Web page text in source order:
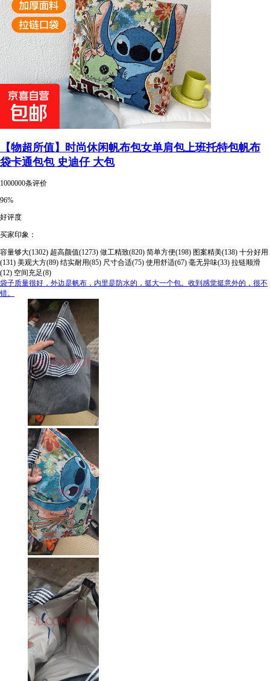
【物超所值】时尚休闲帆布包女单肩包上班托特包帆布
袋卡通包包 史迪仔 大包
1000000条评价
96%
好评度
买家印象：
容量够大(1302) 超高颜值(1273) 做工精致(820) 简单方便(198) 图案精美(138) 十分好用
(131) 美观大方(89) 结实耐用(85) 尺寸合适(75) 使用舒适(67) 毫无异味(33) 拉链顺滑
(12) 空间充足(8)
袋子质量很好，外边是帆布，内里是防水的，挺大一个包。收到感觉挺意外的，很不
错。